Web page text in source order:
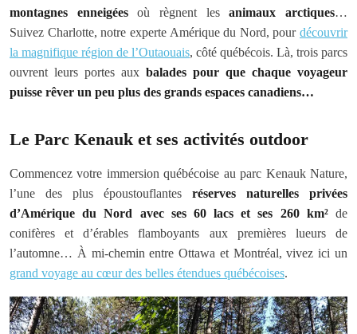
montagnes enneigéesoù règnent lesanimaux arctiques…
Suivez Charlotte, notre experte Amérique du Nord, pour découvrir
la magnifique région de l’Outaouais, côté québécois. Là, trois parcs
ouvrent leurs portes aux balades pour que chaque voyageur
puisse rêver un peu plus des grands espaces canadiens…
Le Parc Kenauk et ses activités outdoor
Commencez votre immersion québécoise au parc Kenauk Nature,
l’une des plus époustouflantes réserves naturelles privées
d’Amérique du Nord avec ses 60 lacs et ses 260 km²de
conifères et d’érables flamboyants aux premières lueurs de
l’automne… À mi-chemin entre Ottawa et Montréal, vivez ici un
grand voyage au cœur des belles étendues québécoises.